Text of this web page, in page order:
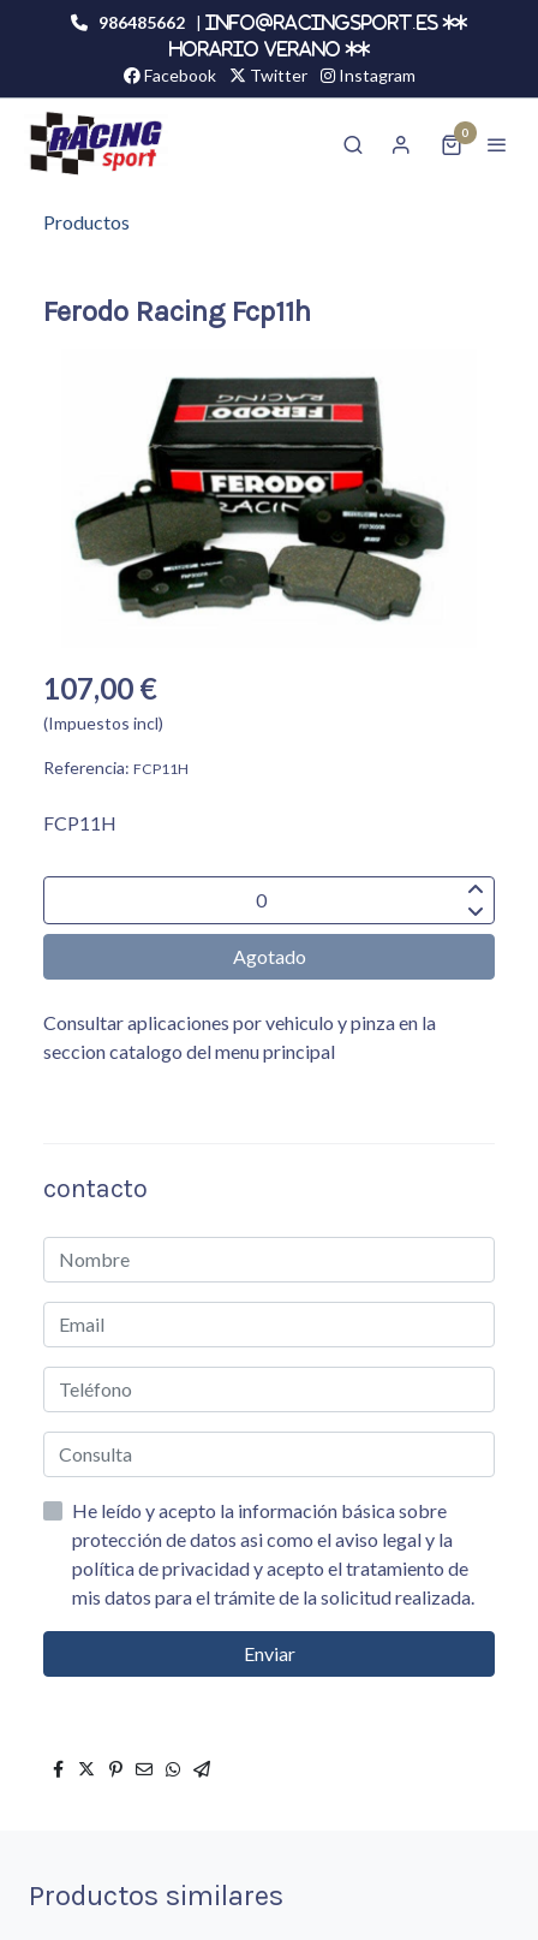
986485662 |
info@racingsport.es **
HORARIO VERANO **
Facebook Twitter Instagram
0
Productos
Ferodo Racing Fcp11h
107,00 €
(Impuestos incl)
Referencia: FCP11H
FCP11H
Agotado
Consultar aplicaciones por vehiculo y pinza en la
seccion catalogo del menu principal
contacto
He leído y acepto la información básica sobre
protección de datos asi como el aviso legal y la
política de privacidad y acepto el tratamiento de
mis datos para el trámite de la solicitud realizada.
Enviar
Productos similares